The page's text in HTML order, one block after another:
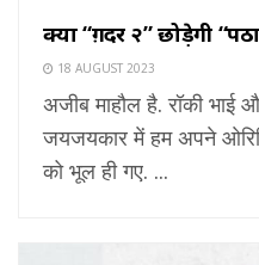
क्या “ग़दर २” छोड़ेगी
18 AUGUST 2023
अजीब माहौल है. रॉकी भाई
जयजयकार में हम अपने
को भूल ही गए. ...